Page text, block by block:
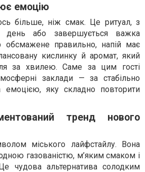
емоцію
більше, ніж смак. Це ритуал, з
день або завершується важка
обсмажене правильно, напій має
кислинку й аромат, який
за хвилею. Саме за цим гості
заклади — за стабільно
емоцією, яку складно повторити
тренд нового
міського лайфстайлу. Вона
газованістю, м’яким смаком і
чудова альтернатива солодким